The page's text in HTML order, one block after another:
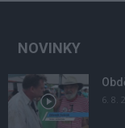
NOVINKY
6. 8.